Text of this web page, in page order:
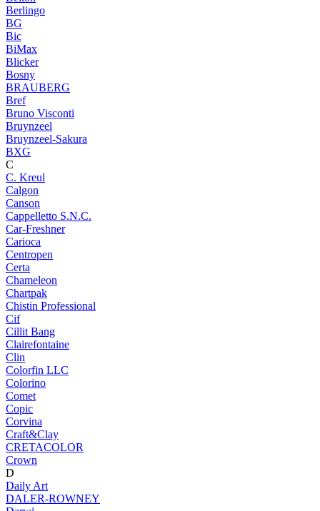
Berlingo
BG
Bic
BiMax
Blicker
Bosny
BRAUBERG
Bref
Bruno Visconti
Bruynzeel
Bruynzeel-Sakura
BXG
C
C. Kreul
Calgon
Canson
Cappelletto S.N.C.
Car-Freshner
Carioca
Centropen
Certa
Chameleon
Chartpak
Chistin Professional
Cif
Cillit Bang
Clairefontaine
Clin
Colorfin LLC
Colorino
Comet
Copic
Corvina
Craft&Clay
CRETACOLOR
Crown
D
Daily Art
DALER-ROWNEY